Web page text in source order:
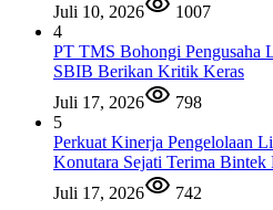
Juli 10, 2026
1007
4
PT TMS Bohongi Pengusaha
SBIB Berikan Kritik Keras
Juli 17, 2026
798
5
Perkuat Kinerja Pengelolaan
Konutara Sejati Terima
Juli 17, 2026
742